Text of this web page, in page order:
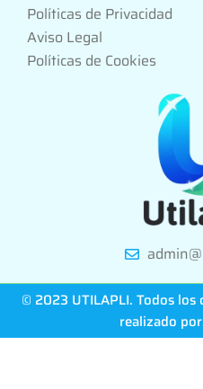
Políticas de Privacidad
Aviso Legal
Políticas de Cookies
© 2023 UTILAPLI. Todos los
realizado